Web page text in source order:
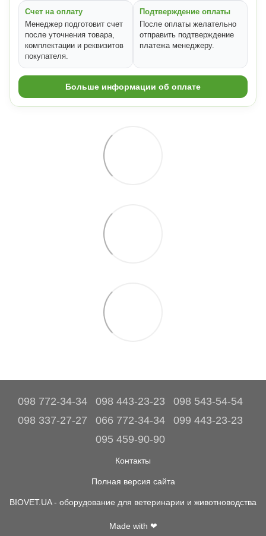
Счет на оплату
Менеджер подготовит счет
после уточнения товара,
комплектации и реквизитов
покупателя.
Подтверждение оплаты
После оплаты желательно
отправить подтверждение
платежа менеджеру.
Больше информации об оплате
098 772-34-34 098 443-23-23
098 543-54-54
098 337-27-27
066 772-34-34
099 443-23-23
095 459-90-90
Контакты
Полная версия сайта
BIOVET.UA - оборудование для ветеринарии и животноводства
Made with ❤